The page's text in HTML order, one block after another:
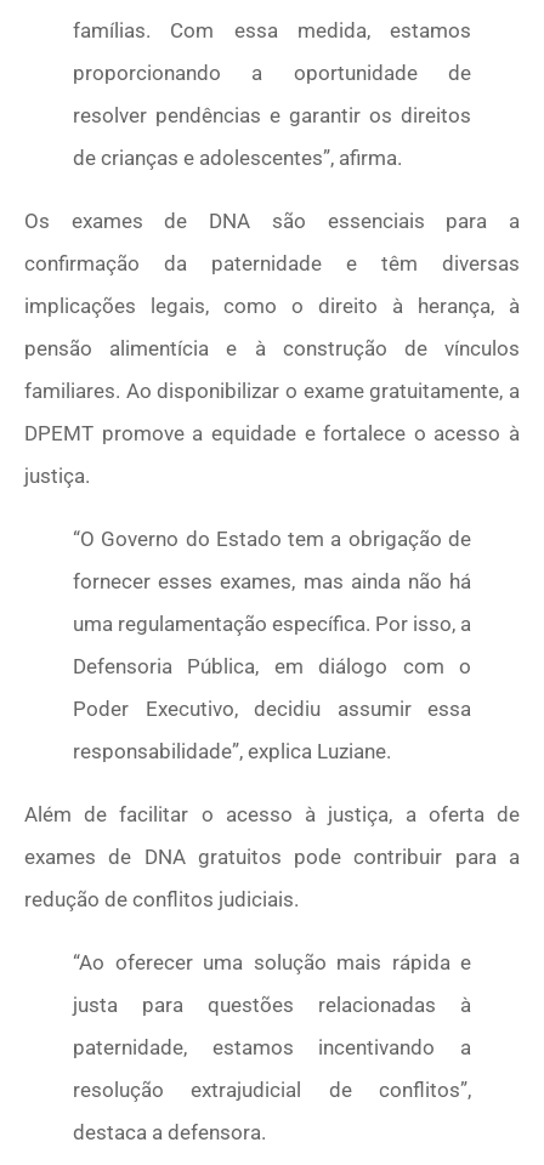
famílias. Com essa medida, estamos
proporcionando a oportunidade de
resolver pendências e garantir os direitos
de crianças e adolescentes”, afirma.
Os exames de DNA são essenciais para a
confirmação da paternidade e têm diversas
implicações legais, como o direito à herança, à
pensão alimentícia e à construção de vínculos
familiares. Ao disponibilizar o exame gratuitamente, a
DPEMT promove a equidade e fortalece o acesso à
justiça.
“O Governo do Estado tem a obrigação de
fornecer esses exames, mas ainda não há
uma regulamentação específica. Por isso, a
Defensoria Pública, em diálogo com o
Poder Executivo, decidiu assumir essa
responsabilidade”, explica Luziane.
Além de facilitar o acesso à justiça, a oferta de
exames de DNA gratuitos pode contribuir para a
redução de conflitos judiciais.
“Ao oferecer uma solução mais rápida e
justa para questões relacionadas à
paternidade, estamos incentivando a
resolução extrajudicial de conflitos”,
destaca a defensora.